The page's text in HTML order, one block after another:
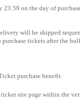
23:59 on the day of
will be shipped
purchase tickets after the
purchase benefit.
site page within the